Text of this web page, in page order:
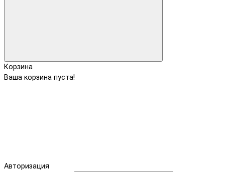
Корзина
Ваша корзина пуста!
Авторизация